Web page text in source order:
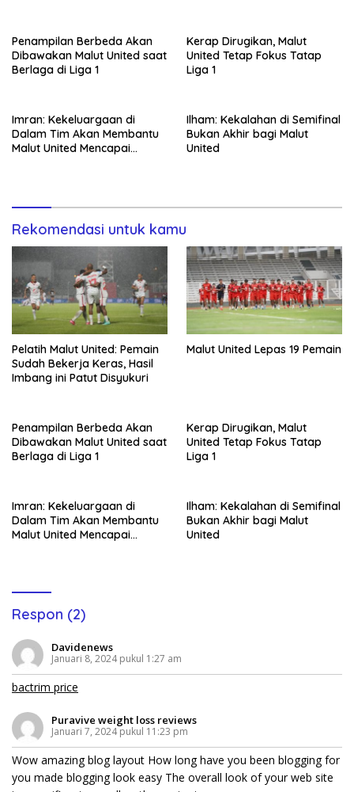
Penampilan Berbeda Akan
Dibawakan Malut United saat
Berlaga di Liga 1
Kerap Dirugikan, Malut
United Tetap Fokus Tatap
Liga 1
Imran: Kekeluargaan di
Dalam Tim Akan Membantu
Malut United Mencapai
Ilham: Kekalahan di Semifinal
Bukan Akhir bagi Malut
United
Rekomendasi untuk kamu
Pelatih Malut United: Pemain
Sudah Bekerja Keras, Hasil
Imbang ini Patut Disyukuri
Malut United Lepas 19 Pemain
Penampilan Berbeda Akan
Dibawakan Malut United saat
Berlaga di Liga 1
Kerap Dirugikan, Malut
United Tetap Fokus Tatap
Liga 1
Imran: Kekeluargaan di
Dalam Tim Akan Membantu
Malut United Mencapai
Ilham: Kekalahan di Semifinal
Bukan Akhir bagi Malut
United
Respon (2)
Davidenews
Januari 8, 2024 pukul 1:27 am
bactrim price
Puravive weight loss reviews
Januari 7, 2024 pukul 11:23 pm
Wow amazing blog layout How long have you been blogging for
you made blogging look easy The overall look of your web site